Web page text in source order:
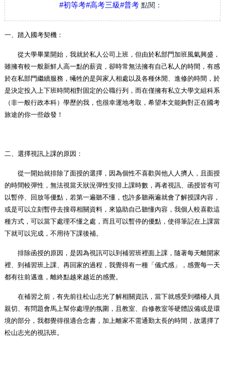
#初等考#高考三級#普考 點閱：
一、踏入國考契機：
從大學畢業開始，我就於私人公司上班，但由於私部門加班風氣興盛，
雖擁有較一般新鮮人高一點的薪資，卻時常無法擁有自己私人的時間，有感
於在私部門繼續服務，犧牲的是與家人相處以及各種休閒、進修的時間，於
是決定投入上下班時間相對固定的公職行列，而在僅擁有私立大學文組科系
（非一般行政本科）學歷的我，也很幸運地考取，希望本文能夠對正在國考
旅途的你一些啟發！
二、選擇視訊上課的原因：
從一開始就排除了面授的選擇，因為個性不喜歡與他人人擠人，且面授
的時間較彈性，無法視當天狀況彈性安排上課時數，再者視訊、函授皆有可
以暫停、回放等優點，若第一遍聽不懂，也許多聽兩遍就會了解授課內容，
或是可以立刻暫停去搜尋相關資料，來協助自己聽懂內容，我個人較喜歡這
種方式，可以當下處理不懂之處，而且可以暫停的優點，使得筆記在上課當
下就可以完成，不用待下課後補。
排除函授的原因，是因為視訊可以到補習班裡面上課，隨著每天離開家
裡、到補習班上課、再回家的過程，我覺得有一種「儀式感」，感覺每一天
都有往前邁進，離終點越來越近的感覺。
在補習之前，有先前往松山志光了解相關資訊，當下就感受到櫃檯人員
親切、有問題會馬上幫你處理的氛圍，且教室、自修教室等硬體設備或是環
境的部分，我都覺得很適合念書，加上離家不需通勤太長的時間，故選擇了
松山志光的視訊班。